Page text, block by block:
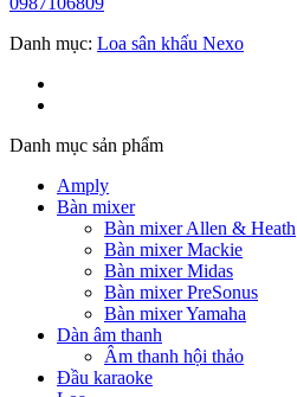
Danh mục: Loa sân khấu Nexo
Danh mục sản phẩm
Amply
Bàn mixer
Bàn mixer Allen & Heath
Bàn mixer Mackie
Bàn mixer Midas
Bàn mixer PreSonus
Bàn mixer Yamaha
Dàn âm thanh
Âm thanh hội thảo
Đầu karaoke